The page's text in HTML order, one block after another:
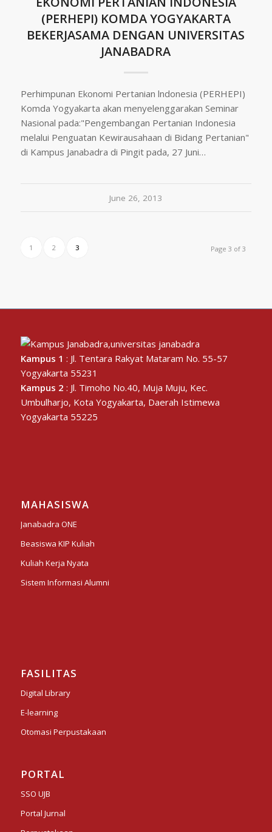
(PERHEPI) KOMDA YOGYAKARTA
BEKERJASAMA DENGAN UNIVERSITAS
JANABADRA
Perhimpunan Ekonomi Pertanian lndonesia (PERHEPI)
Komda Yogyakarta akan menyelenggarakan Seminar
Nasional pada:"Pengembangan Pertanian Indonesia
melalui Penguatan Kewirausahaan di Bidang Pertanian"
di Kampus Janabadra di Pingit pada, 27 Juni…
June 26, 2013
Page 3 of 3
1 2 3
Kampus 1 : Jl. Tentara Rakyat Mataram No. 55-57
Yogyakarta 55231
Kampus 2 : Jl. Timoho No.40, Muja Muju, Kec.
Umbulharjo, Kota Yogyakarta, Daerah Istimewa
Yogyakarta 55225
MAHASISWA
Janabadra ONE
Beasiswa KIP Kuliah
Kuliah Kerja Nyata
Sistem Informasi Alumni
FASILITAS
Digital Library
E-learning
Otomasi Perpustakaan
PORTAL
SSO UJB
Portal Jurnal